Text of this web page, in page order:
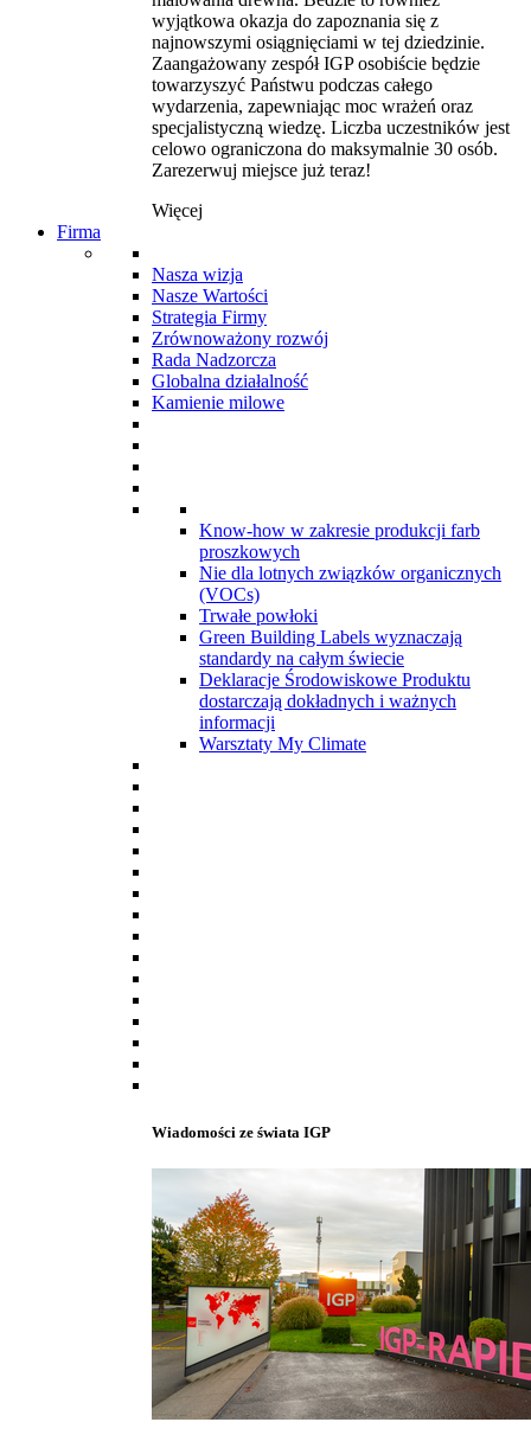
wyjątkowa okazja do zapoznania się z
najnowszymi osiągnięciami w tej dziedzinie.
Zaangażowany zespół IGP osobiście będzie
towarzyszyć Państwu podczas całego
wydarzenia, zapewniając moc wrażeń oraz
specjalistyczną wiedzę. Liczba uczestników jest
celowo ograniczona do maksymalnie 30 osób.
Zarezerwuj miejsce już teraz!
Więcej
Firma
Nasza wizja
Nasze Wartości
Strategia Firmy
Zrównoważony rozwój
Rada Nadzorcza
Globalna działalność
Kamienie milowe
Know-how w zakresie produkcji farb
proszkowych
Nie dla lotnych związków organicznych
(VOCs)
Trwałe powłoki
Green Building Labels wyznaczają
standardy na całym świecie
Deklaracje Środowiskowe Produktu
dostarczają dokładnych i ważnych
informacji
Warsztaty My Climate
Wiadomości ze świata IGP